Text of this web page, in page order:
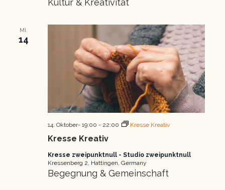
Kultur & Kreativität
MI.
14
Kresse Kreativ
14. Oktober- 19:00 - 22:00 Kresse Kreativ
Kresse zweipunktnull - Studio zweipunktnull
Kressenberg 2, Hattingen, Germany
Begegnung & Gemeinschaft